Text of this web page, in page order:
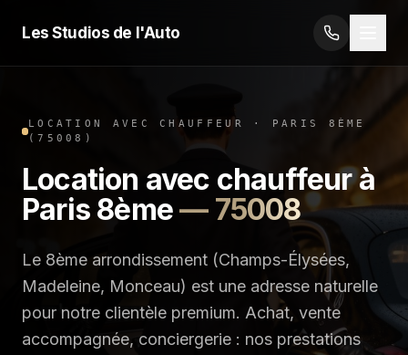
Les Studios de l'Auto
LOCATION AVEC CHAUFFEUR · PARIS 8ÈME
(75008 )
Location avec chauffeurà
Paris 8ème— 75008
Le 8ème arrondissement (Champs-Élysées,
Madeleine, Monceau) est une adresse naturelle
pour notre clientèle premium. Achat, vente
accompagnée, conciergerie : nos prestations